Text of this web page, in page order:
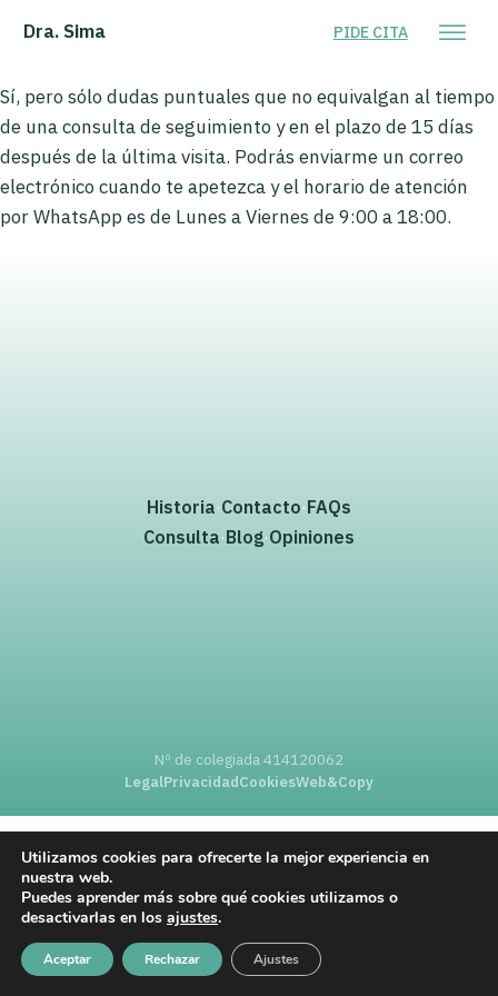
Dra. Sima PIDE CITA
Sí, pero sólo dudas puntuales que no equivalgan al tiempo
de una consulta de seguimiento y en el plazo de 15 días
después de la última visita. Podrás enviarme un correo
electrónico cuando te apetezca y el horario de atención
por WhatsApp es de Lunes a Viernes de 9:00 a 18:00.
Historia·Contacto·FAQs
Consulta·Blog·Opiniones
Nº de colegiada 414120062
LegalPrivacidadCookiesWeb&Copy
Utilizamos cookies para ofrecerte la mejor experiencia en
nuestra web.
Puedes aprender más sobre qué cookies utilizamos o
desactivarlas en los ajustes.
Aceptar Rechazar Ajustes